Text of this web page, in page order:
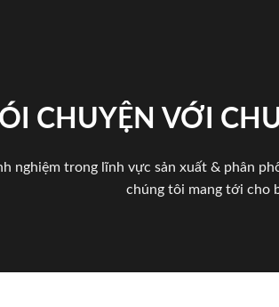
CHUYỆN VỚI
nghiệm trong lĩnh vực sản xuất & phân
chúng tôi mang tới cho